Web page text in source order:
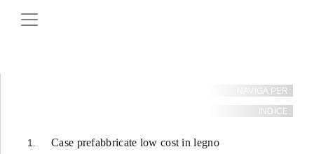
NAVIGA PER:
INDICE:
Case prefabbricate low cost in legno